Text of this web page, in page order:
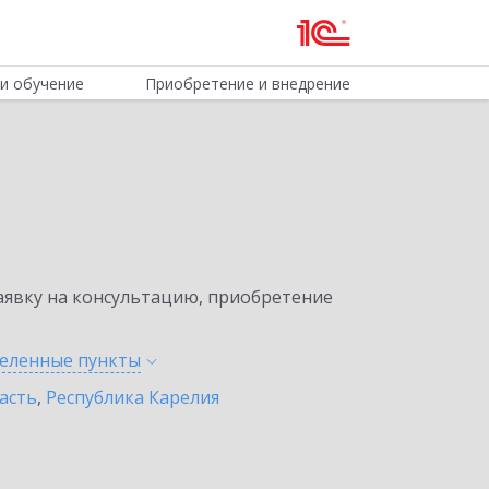
обучение Приобретение и внедрение
на консультацию, приобретение
пункты
, Республика Карелия